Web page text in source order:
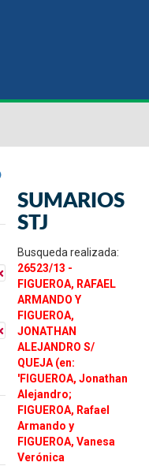
SUMARIOS
STJ
Busqueda realizada:
26523/13 -
FIGUEROA, RAFAEL
ARMANDO Y
FIGUEROA,
JONATHAN
ALEJANDRO S/
QUEJA (en:
'FIGUEROA, Jonathan
Alejandro;
FIGUEROA, Rafael
Armando y
FIGUEROA, Vanesa
Verónica